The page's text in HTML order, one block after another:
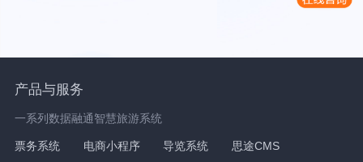
产品与服务
一系列数据融通智慧旅游系统
票务系统 电商小程序 导览系统
思途CMS